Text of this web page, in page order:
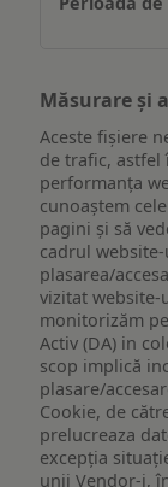
Măsurare și
Aceste fișiere
de trafic, astfel
performanța
cunoaștem
pagini și să
cadrul
plasarea/
vizitat website-
monitorizăm
Activ (DA) in
scop implică
plasare/
Cookie, de
prelucreaza
excepția
unii Vendor-i,